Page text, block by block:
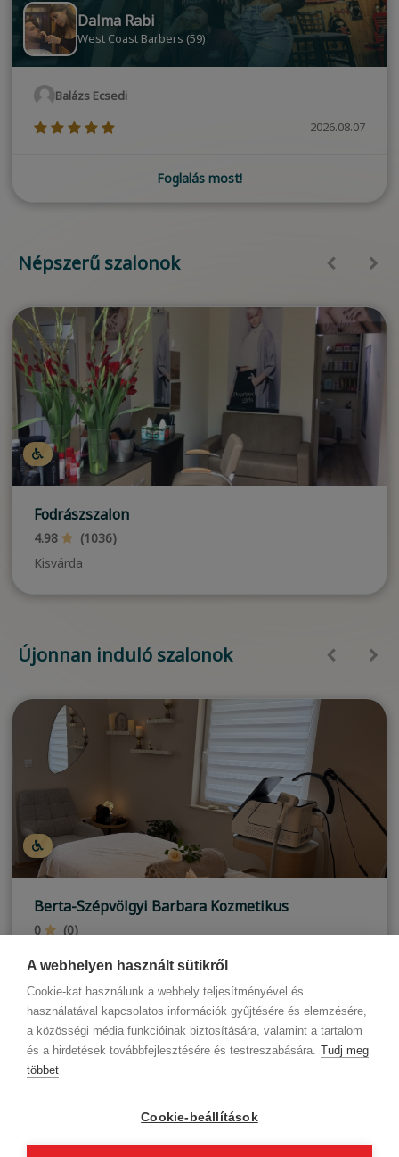
A webhelyen használt sütikről
Cookie-kat használunk a webhely teljesítményével és
használatával kapcsolatos információk gyűjtésére és elemzésére,
a közösségi média funkcióinak biztosítására, valamint a tartalom
és a hirdetések továbbfejlesztésére és testreszabására. Tudj meg
többet
Cookie-beállítások
Dalma Rabi
West Coast Barbers (59)
Balázs Ecsedi
(*)(*)(*)(*)(*) 2026.08.07
Foglalás most!
Népszerű szalonok
Fodrászszalon
4.98
(1036)
Kisvárda
Újonnan induló szalonok
Berta-Szépvölgyi Barbara Kozmetikus
0
(0)